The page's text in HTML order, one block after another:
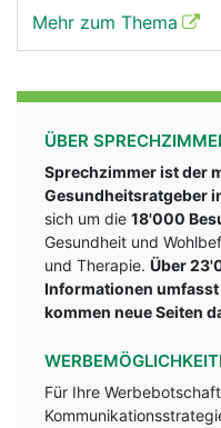
Mehr zum Thema
ÜBER
Sprechzimmer ist der
Gesundheitsratgeber
sich um die 18'000
Gesundheit und
und Therapie. Über
Informationen
kommen neue Seiten
Für Ihre